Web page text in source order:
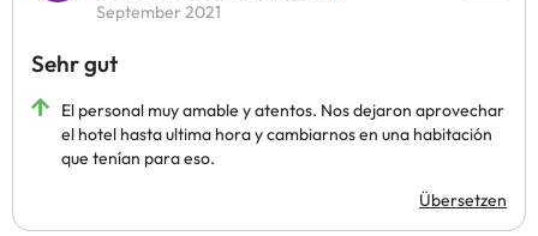
September 2021
Sehr gut
El personal muy amable y atentos. Nos dejaron aprovechar
el hotel hasta ultima hora y cambiarnos en una habitación
que tenían para eso.
Übersetzen